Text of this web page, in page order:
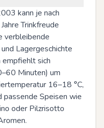
kann je nach
Trinkfreude
verbleibende
Lagergeschichte
empfiehlt sich
Minuten) um
16–18 °C,
passende Speisen wie
oder Pilzrisotto